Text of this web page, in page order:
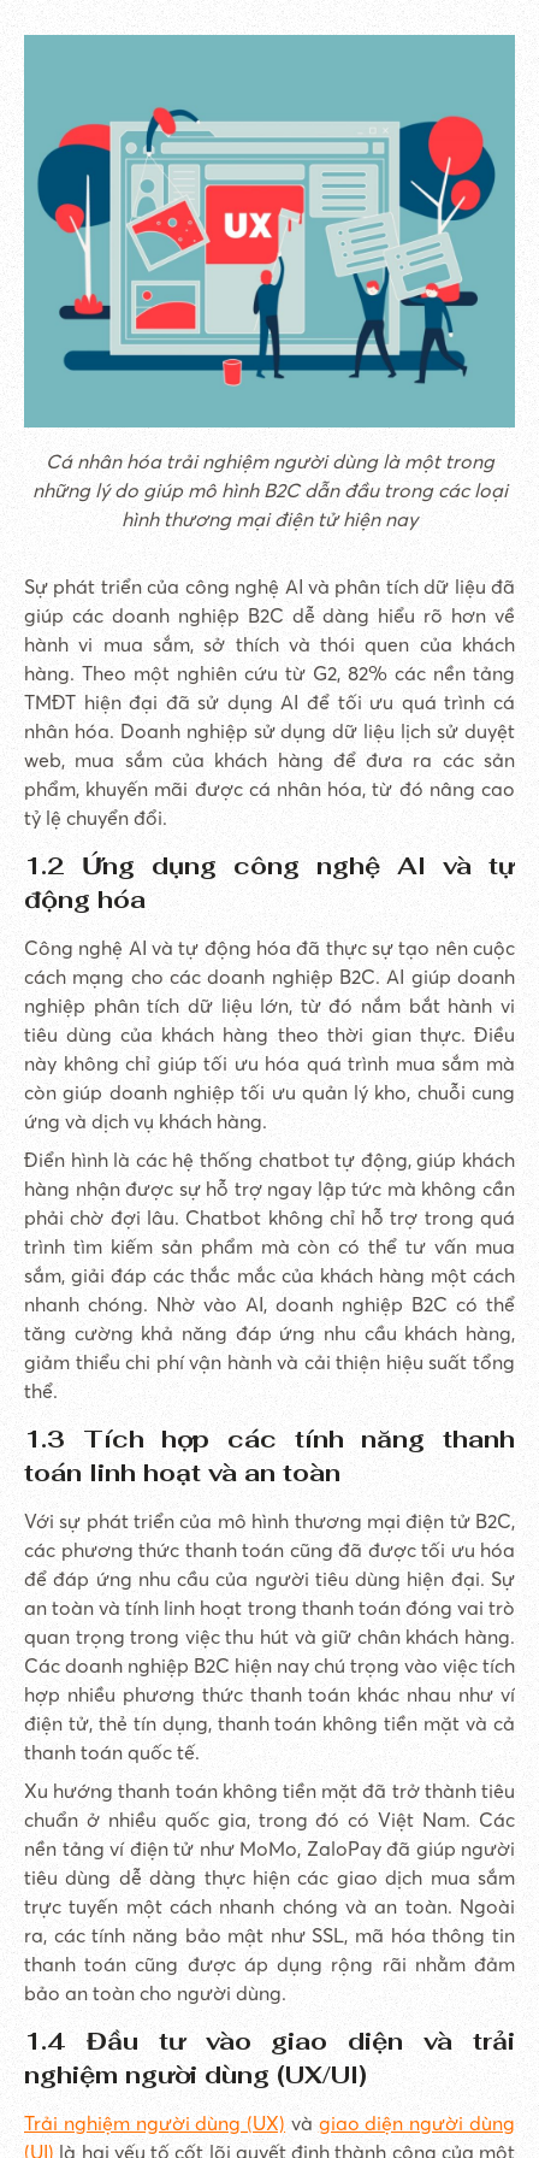
Cá nhân hóa trải nghiệm người dùng là một trong
những lý do giúp mô hình B2C dẫn đầu trong các loại
hình thương mại điện tử hiện nay
Sự phát triển của công nghệ AI và phân tích dữ liệu đã
giúp các doanh nghiệp B2C dễ dàng hiểu rõ hơn về
hành vi mua sắm, sở thích và thói quen của khách
hàng. Theo một nghiên cứu từ G2, 82% các nền tảng
TMĐT hiện đại đã sử dụng AI để tối ưu quá trình cá
nhân hóa. Doanh nghiệp sử dụng dữ liệu lịch sử duyệt
web, mua sắm của khách hàng để đưa ra các sản
phẩm, khuyến mãi được cá nhân hóa, từ đó nâng cao
tỷ lệ chuyển đổi.
1.2 Ứng dụng công nghệ AI và tự
động hóa
Công nghệ AI và tự động hóa đã thực sự tạo nên cuộc
cách mạng cho các doanh nghiệp B2C. AI giúp doanh
nghiệp phân tích dữ liệu lớn, từ đó nắm bắt hành vi
tiêu dùng của khách hàng theo thời gian thực. Điều
này không chỉ giúp tối ưu hóa quá trình mua sắm mà
còn giúp doanh nghiệp tối ưu quản lý kho, chuỗi cung
ứng và dịch vụ khách hàng.
Điển hình là các hệ thống chatbot tự động, giúp khách
hàng nhận được sự hỗ trợ ngay lập tức mà không cần
phải chờ đợi lâu. Chatbot không chỉ hỗ trợ trong quá
trình tìm kiếm sản phẩm mà còn có thể tư vấn mua
sắm, giải đáp các thắc mắc của khách hàng một cách
nhanh chóng. Nhờ vào AI, doanh nghiệp B2C có thể
tăng cường khả năng đáp ứng nhu cầu khách hàng,
giảm thiểu chi phí vận hành và cải thiện hiệu suất tổng
thể.
1.3 Tích hợp các tính năng thanh
toán linh hoạt và an toàn
Với sự phát triển của mô hình thương mại điện tử B2C,
các phương thức thanh toán cũng đã được tối ưu hóa
để đáp ứng nhu cầu của người tiêu dùng hiện đại. Sự
an toàn và tính linh hoạt trong thanh toán đóng vai trò
quan trọng trong việc thu hút và giữ chân khách hàng.
Các doanh nghiệp B2C hiện nay chú trọng vào việc tích
hợp nhiều phương thức thanh toán khác nhau như ví
điện tử, thẻ tín dụng, thanh toán không tiền mặt và cả
thanh toán quốc tế.
Xu hướng thanh toán không tiền mặt đã trở thành tiêu
chuẩn ở nhiều quốc gia, trong đó có Việt Nam. Các
nền tảng ví điện tử như MoMo, ZaloPay đã giúp người
tiêu dùng dễ dàng thực hiện các giao dịch mua sắm
trực tuyến một cách nhanh chóng và an toàn. Ngoài
ra, các tính năng bảo mật như SSL, mã hóa thông tin
thanh toán cũng được áp dụng rộng rãi nhằm đảm
bảo an toàn cho người dùng.
1.4 Đầu tư vào giao diện và trải
nghiệm người dùng (UX/UI)
Trải nghiệm người dùng (UX) và giao diện người dùng
(UI) là hai yếu tố cốt lõi quyết định thành công của một